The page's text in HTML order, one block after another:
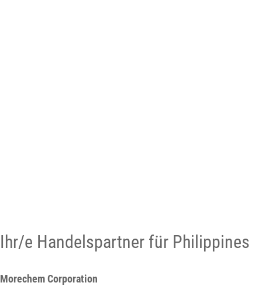
Ihr/e Handelspartner für Philippines
Morechem Corporation